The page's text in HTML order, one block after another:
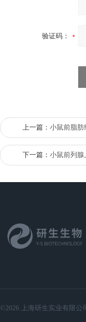
验证码：
上一篇： 小鼠前脂肪
下一篇： 小鼠前列腺
©2026 上海研生实业有限公